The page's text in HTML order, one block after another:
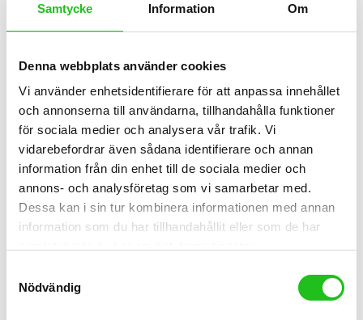
Samtycke Information Om
Denna webbplats använder cookies
Vi använder enhetsidentifierare för att anpassa innehållet
och annonserna till användarna, tillhandahålla funktioner
för sociala medier och analysera vår trafik. Vi
vidarebefordrar även sådana identifierare och annan
information från din enhet till de sociala medier och
annons- och analysföretag som vi samarbetar med.
Dessa kan i sin tur kombinera informationen med annan
information som du har tillhandahållit eller som de har
Nödvändig
Barncyklar
Sandnäs Värmdö 3-vxl 26″ 2026
5 490,00kr
New